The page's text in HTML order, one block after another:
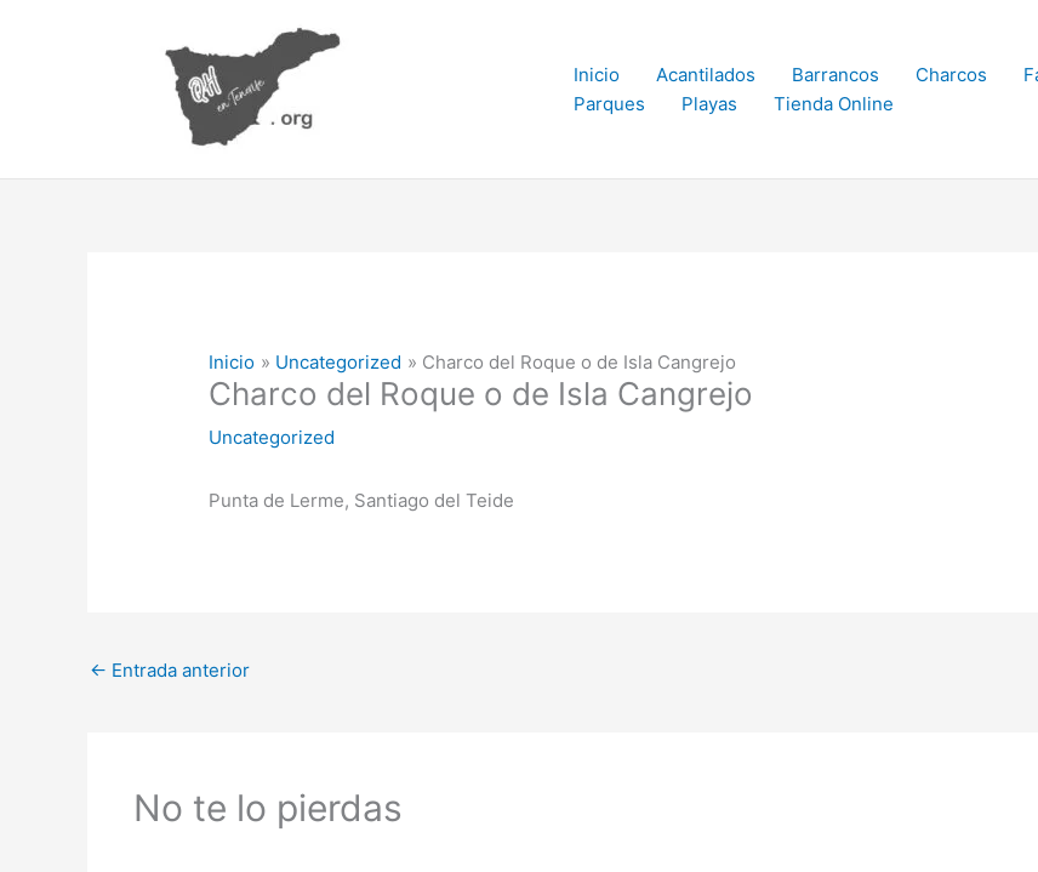
Inicio Acantilados Barrancos Charcos
Parques
Playas Tienda Online
Inicio Uncategorized Charco del Roque o de Isla Cangrejo
Charco del Roque o de Isla Cangrejo
Uncategorized
Punta de Lerme, Santiago del Teide
← Entrada anterior
No te lo pierdas